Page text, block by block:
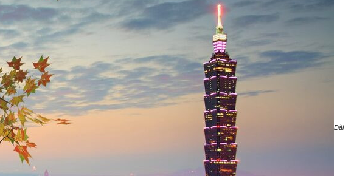
Đài